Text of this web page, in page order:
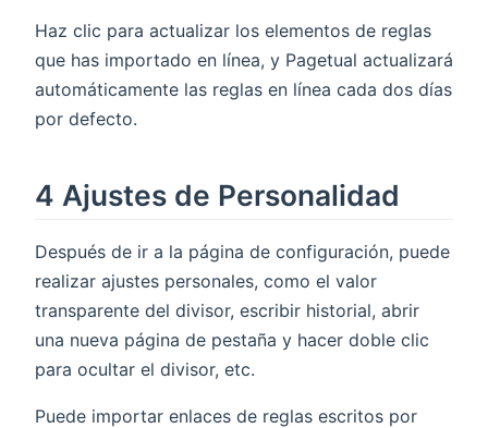
Haz clic para actualizar los elementos de reglas
que has importado en línea, y Pagetual actualizará
automáticamente las reglas en línea cada dos días
por defecto.
4 Ajustes de Personalidad
Después de ir a la página de configuración, puede
realizar ajustes personales, como el valor
transparente del divisor, escribir historial, abrir
una nueva página de pestaña y hacer doble clic
para ocultar el divisor, etc.
Puede importar enlaces de reglas escritos por